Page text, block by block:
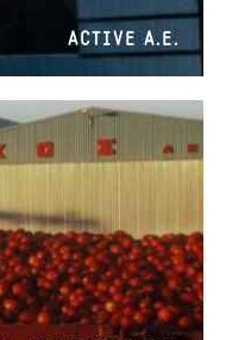
ACTIVE Α.Ε.